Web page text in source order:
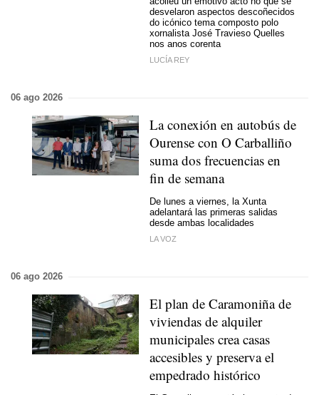
desvelaron aspectos descoñecidos
do icónico tema composto polo
xornalista José Travieso Quelles
nos anos corenta
LUCÍA REY
06 ago 2026
La conexión en autobús de
Ourense con O Carballiño
suma dos frecuencias en
fin de semana
De lunes a viernes, la Xunta
adelantará las primeras salidas
desde ambas localidades
LA VOZ
06 ago 2026
El plan de Caramoniña de
viviendas de alquiler
municipales crea casas
accesibles y preserva el
empedrado histórico